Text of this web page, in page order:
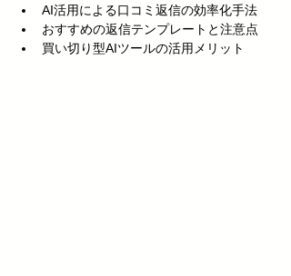
AI活用による口コミ返信の効率化手法
おすすめの返信テンプレートと注意点
買い切り型AIツールの活用メリット